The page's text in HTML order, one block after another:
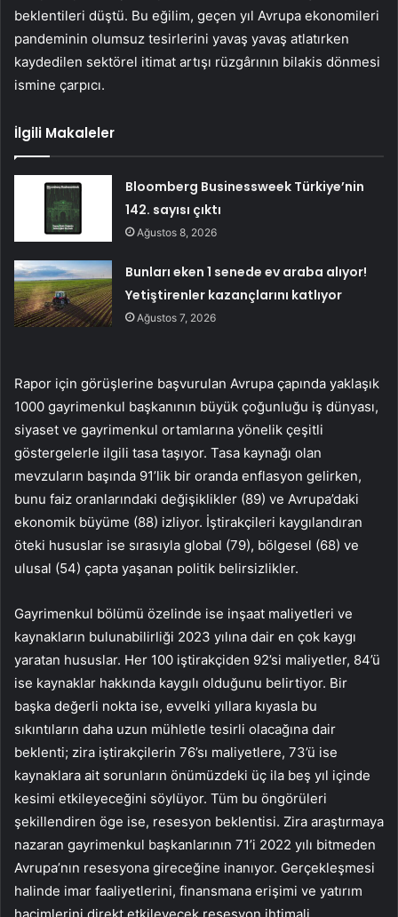
beklentileri düştü. Bu eğilim, geçen yıl Avrupa ekonomileri
pandeminin olumsuz tesirlerini yavaş yavaş atlatırken
kaydedilen sektörel itimat artışı rüzgârının bilakis dönmesi
ismine çarpıcı.
İlgili Makaleler
Bloomberg Businessweek Türkiye’nin
142. sayısı çıktı
Ağustos 8, 2026
Bunları eken 1 senede ev araba alıyor!
Yetiştirenler kazançlarını katlıyor
Ağustos 7, 2026
Rapor için görüşlerine başvurulan Avrupa çapında yaklaşık
1000 gayrimenkul başkanının büyük çoğunluğu iş dünyası,
siyaset ve gayrimenkul ortamlarına yönelik çeşitli
göstergelerle ilgili tasa taşıyor. Tasa kaynağı olan
mevzuların başında 91’lik bir oranda enflasyon gelirken,
bunu faiz oranlarındaki değişiklikler (89) ve Avrupa’daki
ekonomik büyüme (88) izliyor. İştirakçileri kaygılandıran
öteki hususlar ise sırasıyla global (79), bölgesel (68) ve
ulusal (54) çapta yaşanan politik belirsizlikler.
Gayrimenkul bölümü özelinde ise inşaat maliyetleri ve
kaynakların bulunabilirliği 2023 yılına dair en çok kaygı
yaratan hususlar. Her 100 iştirakçiden 92’si maliyetler, 84’ü
ise kaynaklar hakkında kaygılı olduğunu belirtiyor. Bir
başka değerli nokta ise, evvelki yıllara kıyasla bu
sıkıntıların daha uzun mühletle tesirli olacağına dair
beklenti; zira iştirakçilerin 76’sı maliyetlere, 73’ü ise
kaynaklara ait sorunların önümüzdeki üç ila beş yıl içinde
kesimi etkileyeceğini söylüyor. Tüm bu öngörüleri
şekillendiren öge ise, resesyon beklentisi. Zira araştırmaya
nazaran gayrimenkul başkanlarının 71’i 2022 yılı bitmeden
Avrupa’nın resesyona gireceğine inanıyor. Gerçekleşmesi
halinde imar faaliyetlerini, finansmana erişimi ve yatırım
hacimlerini direkt etkileyecek resesyon ihtimali